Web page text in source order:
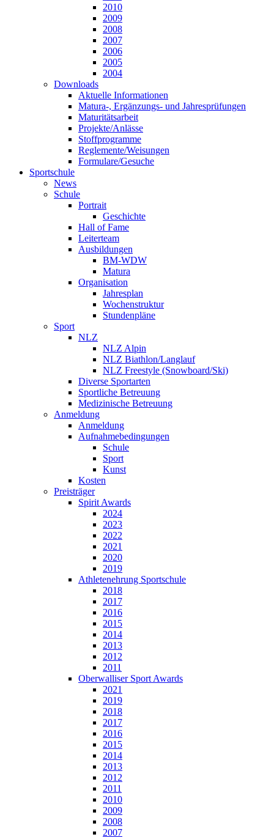
2010
2009
2008
2007
2006
2005
2004
Downloads
Aktuelle Informationen
Matura-, Ergänzungs- und Jahresprüfungen
Maturitätsarbeit
Projekte/Anlässe
Stoffprogramme
Reglemente/Weisungen
Formulare/Gesuche
Sportschule
News
Schule
Portrait
Geschichte
Hall of Fame
Leiterteam
Ausbildungen
BM-WDW
Matura
Organisation
Jahresplan
Wochenstruktur
Stundenpläne
Sport
NLZ
NLZ Alpin
NLZ Biathlon/Langlauf
NLZ Freestyle (Snowboard/Ski)
Diverse Sportarten
Sportliche Betreuung
Medizinische Betreuung
Anmeldung
Anmeldung
Aufnahmebedingungen
Schule
Sport
Kunst
Kosten
Preisträger
Spirit Awards
2024
2023
2022
2021
2020
2019
Athletenehrung Sportschule
2018
2017
2016
2015
2014
2013
2012
2011
Oberwalliser Sport Awards
2021
2019
2018
2017
2016
2015
2014
2013
2012
2011
2010
2009
2008
2007